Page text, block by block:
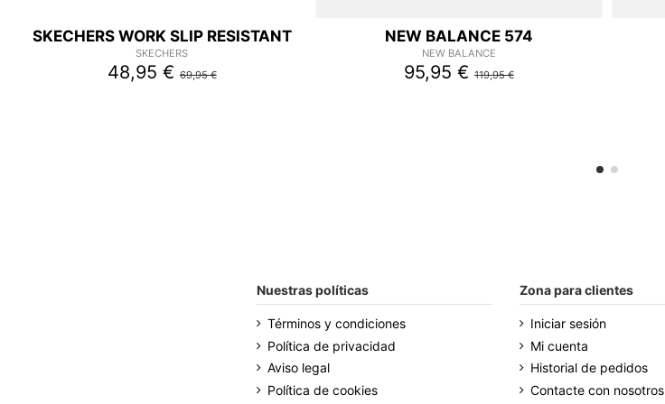
SKECHERS WORK SLIP RESISTANT
SKECHERS
48,95 €69,95 €
NEW BALANCE 574
NEW BALANCE
95,95 €119,95 €
Nuestras políticas
Términos y condiciones
Política de privacidad
Aviso legal
Política de cookies
Zona para clientes
Iniciar sesión
Mi cuenta
Historial de pedidos
Contacte con nosotros